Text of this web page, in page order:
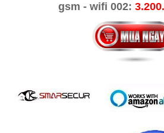
gsm - wifi 002: